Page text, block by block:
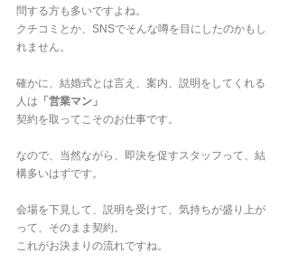
問する方も多いですよね。
クチコミとか、SNSでそんな噂を目にしたのかもし
れません。
確かに、結婚式とは言え、案内、説明をしてくれる
人は 「営業マン」
契約を取ってこそのお仕事です。
なので、当然ながら、即決を促すスタッフって、結
構多いはずです。
会場を下見して、説明を受けて、気持ちが盛り上が
って、そのまま契約。
これがお決まりの流れですね。